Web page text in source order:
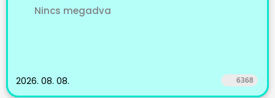
Nincs megadva
2026. 08. 08. 6368